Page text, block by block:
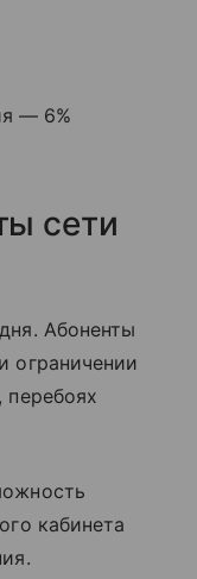
— 6%
сети
Абоненты
ограничении
перебоях
кабинета